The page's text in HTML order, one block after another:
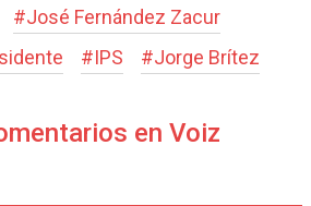
#José Fernández Zacur
#IPS #Jorge Brítez
en Voiz